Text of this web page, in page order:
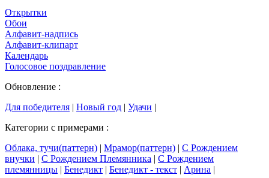
Открытки
Обои
Алфавит-надпись
Алфавит-клипарт
Календарь
Голосовое поздравление
Обновление :
Для победителя | Новый год | Удачи |
Категории с примерами :
Облака, тучи(паттерн) | Мрамор(паттерн) | С Рождением
внучки | С Рождением Племянника | С Рождением
племянницы | Бенедикт | Бенедикт - текст | Арина |